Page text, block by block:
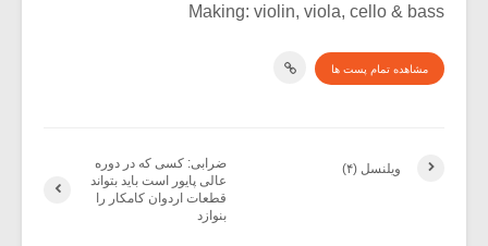
Making: violin, viola, cello & bass
مشاهده تمام پست ها
ضرابی: کسی که در دوره
عالی پایور است باید بتواند
قطعات اردوان کامکار را
بنوازد
ویلنسل (۴)